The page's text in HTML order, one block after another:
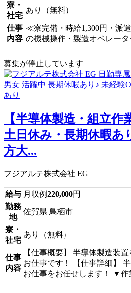
寮・
社宅
あり（無料）
仕事
内容
≪寮完備・時給1,300円・派
の機械操作・製造オペレータ
募集が停止しています
【半導体製造・組立作
土日休み・長期休暇あ
方大...
フジアルテ株式会社 EG
給与 月収例220,000円
勤務
地
佐賀県 鳥栖市
寮・
社宅
あり（無料）
仕事
内容
【仕事概要】 半導体製造装
お仕事です！ 【仕事詳細】
お仕事をお任せします！ ▼作